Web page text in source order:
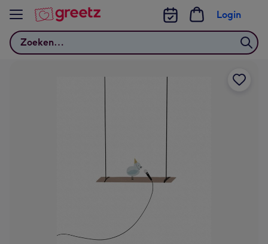
Bekijk meer
Zoeken
Login